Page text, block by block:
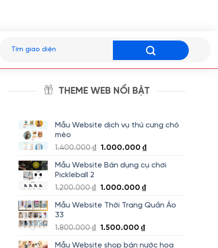
kiếm:
THEME WEB NỔI BẬT
Mẫu Website dịch vụ thú cưng chó
mèo
1.400.000₫ Giá
là:
1.000.000₫Giá
tại
1.000.000 ₫.
Mẫu Website Bán dụng cụ chơi
Pickleball 2
1.200.000₫ Giá
là:
1.000.000₫Giá
tại
Mẫu Website Thời Trang Quần Áo
33
1.800.000₫ Giá
1.500.000₫Giá
Mẫu Website shop bán nước hoa